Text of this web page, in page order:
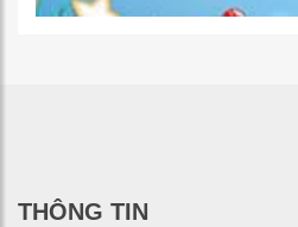
THÔNG TIN